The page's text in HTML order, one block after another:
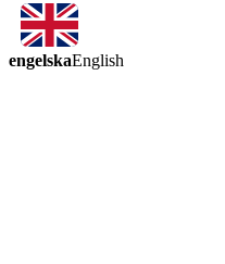
engelskaEnglish